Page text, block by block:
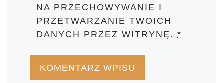
NA PRZECHOWYWANIE I
PRZETWARZANIE TWOICH
DANYCH PRZEZ WITRYNĘ.*